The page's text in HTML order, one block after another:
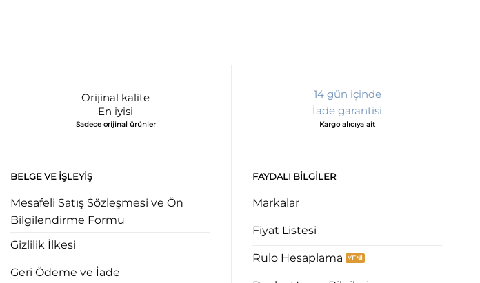
Orijinal kalite
En iyisi
Sadece orijinal ürünler
14 gün içinde
İade garantisi
Kargo alıcıya ait
BELGE VE İŞLEYIŞ
Mesafeli Satış Sözleşmesi ve Ön
Bilgilendirme Formu
Gizlilik İlkesi
Geri Ödeme ve İade
FAYDALI BILGILER
Markalar
Fiyat Listesi
Rulo Hesaplama